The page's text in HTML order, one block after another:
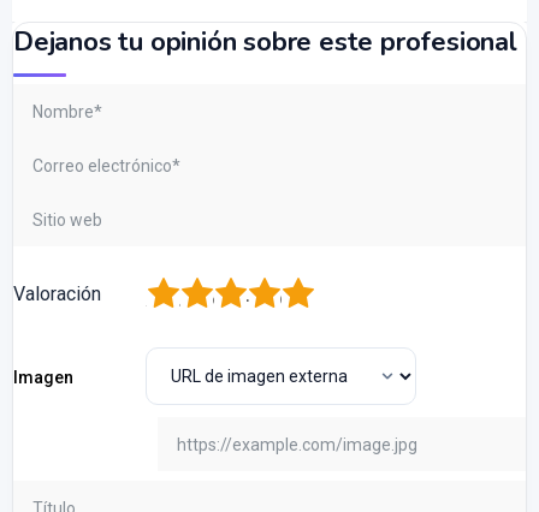
Dejanos tu opinión sobre este profesional
Valoración 5
4
3
2
Imagen